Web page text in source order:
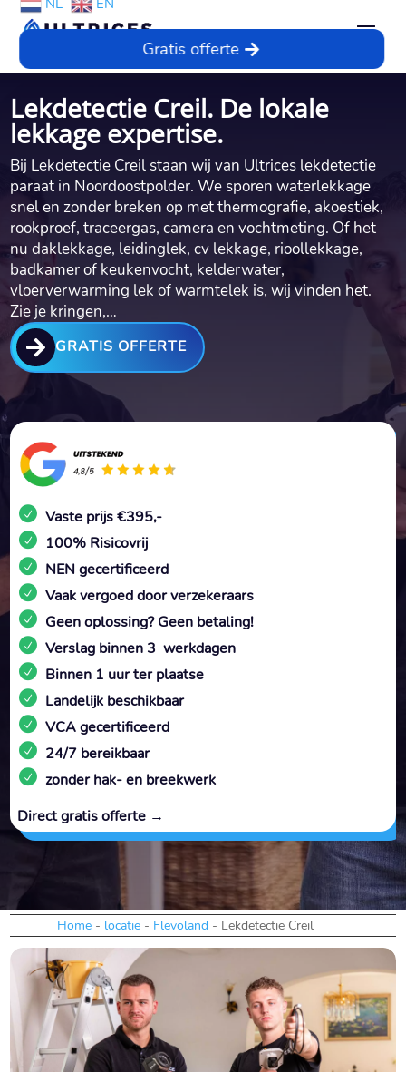
NL EN
Gratis offerte
Lekdetectie Creil. De lokale
lekkage expertise.
Bij Lekdetectie Creil staan wij van Ultrices lekdetectie
paraat in Noordoostpolder.​ We sporen waterlekkage
snel en zonder breken op met thermografie, akoestiek,
rookproef, traceergas, camera en vochtmeting.​ Of het
nu daklekkage, leidinglek, cv lekkage, rioollekkage,
badkamer of keukenvocht, kelderwater,
vloerverwarming lek of warmtelek is, wij vinden het.​
Zie je kringen,…
 GRATIS OFFERTE
Vaste prijs €395,-
100% Risicovrij
NEN gecertificeerd
Vaak vergoed door verzekeraars
Geen oplossing? Geen betaling!
Verslag binnen 3 werkdagen
Binnen 1 uur ter plaatse
Landelijk beschikbaar
VCA gecertificeerd
24/7 bereikbaar
zonder hak- en breekwerk
Direct gratis offerte →
Home- locatie- Flevoland - Lekdetectie Creil